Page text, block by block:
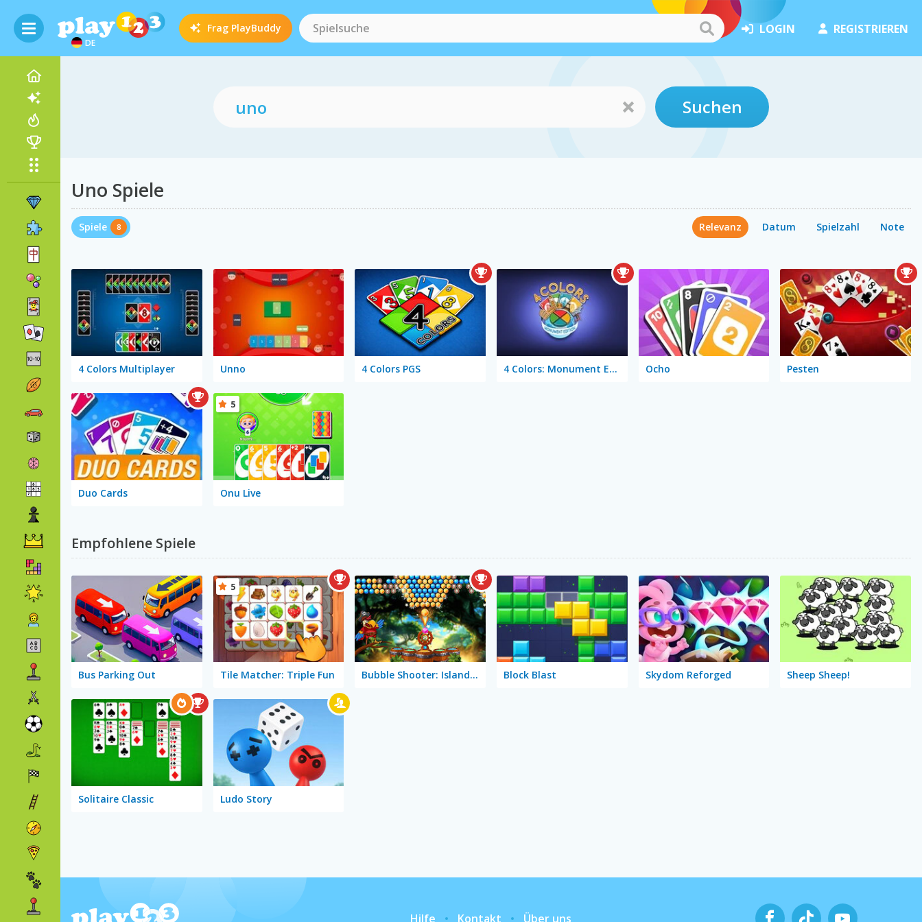
DE
Frag PlayBuddy LOGIN REGISTRIEREN
Suchen
Uno Spiele
Spiele 8 Relevanz Datum Spielzahl Note
4 Colors Multiplayer Unno 4 Colors PGS 4 Colors: Monument Edition Ocho Pesten
Duo Cards Onu Live
5
Empfohlene Spiele
Bus Parking Out Tile Matcher: Triple Fun
5
Bubble Shooter: Island Quest Block Blast Skydom Reforged Sheep Sheep!
Solitaire Classic Ludo Story
Hilfe Kontakt Über uns